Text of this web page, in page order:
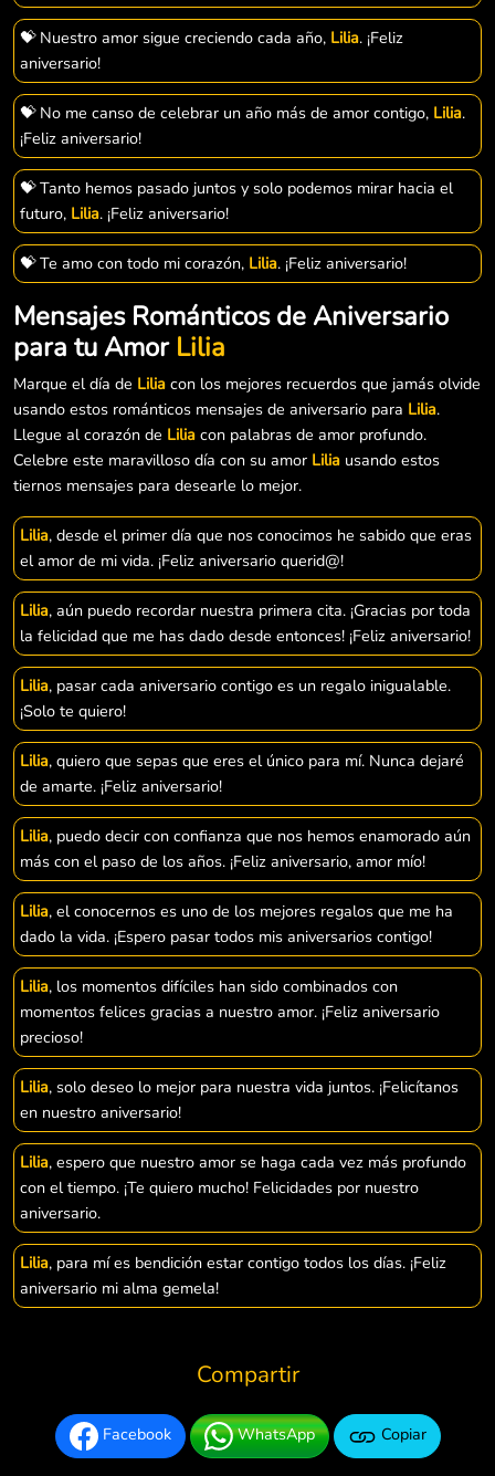
💝 Nuestro amor sigue creciendo cada año, Lilia. ¡Feliz
aniversario!
💝 No me canso de celebrar un año más de amor contigo, Lilia.
¡Feliz aniversario!
💝 Tanto hemos pasado juntos y solo podemos mirar hacia el
futuro, Lilia. ¡Feliz aniversario!
💝 Te amo con todo mi corazón, Lilia. ¡Feliz aniversario!
Mensajes Románticos de Aniversario
para tu Amor Lilia
Marque el día de Lilia con los mejores recuerdos que jamás olvide
usando estos románticos mensajes de aniversario para Lilia.
Llegue al corazón de Lilia con palabras de amor profundo.
Celebre este maravilloso día con su amor Lilia usando estos
tiernos mensajes para desearle lo mejor.
Lilia, desde el primer día que nos conocimos he sabido que eras
el amor de mi vida. ¡Feliz aniversario querid@!
Lilia, aún puedo recordar nuestra primera cita. ¡Gracias por toda
la felicidad que me has dado desde entonces! ¡Feliz aniversario!
Lilia, pasar cada aniversario contigo es un regalo inigualable.
¡Solo te quiero!
Lilia, quiero que sepas que eres el único para mí. Nunca dejaré
de amarte. ¡Feliz aniversario!
Lilia, puedo decir con confianza que nos hemos enamorado aún
más con el paso de los años. ¡Feliz aniversario, amor mío!
Lilia, el conocernos es uno de los mejores regalos que me ha
dado la vida. ¡Espero pasar todos mis aniversarios contigo!
Lilia, los momentos difíciles han sido combinados con
momentos felices gracias a nuestro amor. ¡Feliz aniversario
precioso!
Lilia, solo deseo lo mejor para nuestra vida juntos. ¡Felicítanos
en nuestro aniversario!
Lilia, espero que nuestro amor se haga cada vez más profundo
con el tiempo. ¡Te quiero mucho! Felicidades por nuestro
aniversario.
Lilia, para mí es bendición estar contigo todos los días. ¡Feliz
aniversario mi alma gemela!
Compartir
Facebook WhatsApp Copiar